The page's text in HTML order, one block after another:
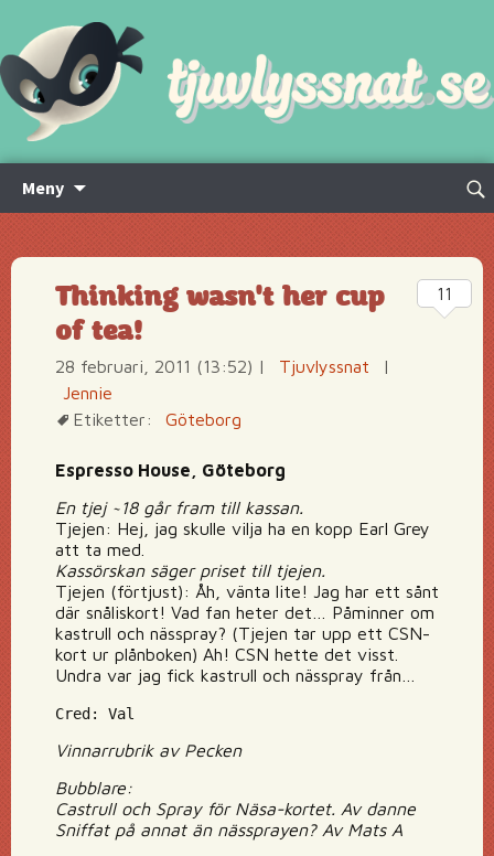
Meny
innehåll
Sök
Thinking wasn't her cup
of tea!
28 februari, 2011 (13:52) | Tjuvlyssnat
|
Jennie
Etiketter:
Göteborg
Espresso House, Göteborg
En tjej ~18 går fram till kassan.
Tjejen: Hej, jag skulle vilja ha en kopp Earl Grey
att ta med.
Kassörskan säger priset till tjejen.
Tjejen (förtjust): Åh, vänta lite! Jag har ett sånt
där snåliskort! Vad fan heter det… Påminner om
kastrull och nässpray? (Tjejen tar upp ett CSN-
kort ur plånboken) Ah! CSN hette det visst.
Undra var jag fick kastrull och nässpray från…
Cred: Val
Vinnarrubrik av Pecken
Bubblare:
Castrull och Spray för Näsa-kortet. Av danne
Sniffat på annat än nässprayen? Av Mats A
11